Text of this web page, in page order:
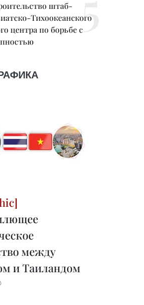
штаб-
Тихоокеанского
центра по борьбе с
между
и Таиландом